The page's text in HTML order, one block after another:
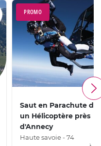
PROMO
Saut en Parachute
un Hélicoptère près
d'Annecy
Haute savoie - 74